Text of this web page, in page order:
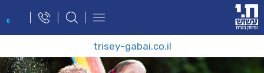
0
פתח
trisey-gabai.co.il